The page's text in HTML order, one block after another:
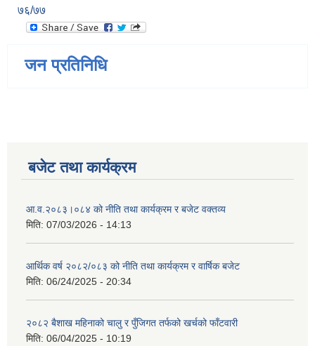
७६/७७
जन प्रतिनिधि
बजेट तथा कार्यक्रम
आ.व.२०८३।०८४ को नीति तथा कार्यक्रम र बजेट वक्तव्य
मिति: 07/03/2026 - 14:13
आर्थिक वर्ष २०८२/०८३ को नीति तथा कार्यक्रम र वार्षिक बजेट
मिति: 06/24/2025 - 20:34
२०८२ बैशाख महिनाको चालु र पुँजिगत तर्फको खर्चको फाँटवारी
मिति: 06/04/2025 - 10:19